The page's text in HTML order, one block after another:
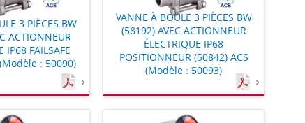
3 PIÈCES BW
ACTIONNEUR
IP68 FAILSAFE
: 50090)
VANNE À BOULE 3 PIÈCES BW
(58192) AVEC ACTIONNEUR
ÉLECTRIQUE IP68
POSITIONNEUR (50842) ACS
(Modèle : 50093)